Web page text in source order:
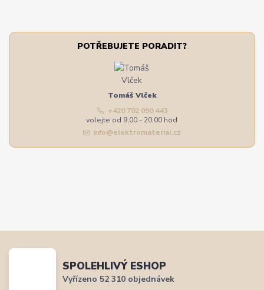
POTŘEBUJETE PORADIT?
Tomáš Vlček
+420 702 090 443
volejte od 9,00 - 20,00 hod
info@elektromaterial.cz
SPOLEHLIVÝ ESHOP
Vyřízeno 52 310 objednávek